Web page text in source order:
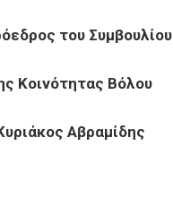
του Συμβουλίου
Κοινότητας Βόλου
Αβραμίδης